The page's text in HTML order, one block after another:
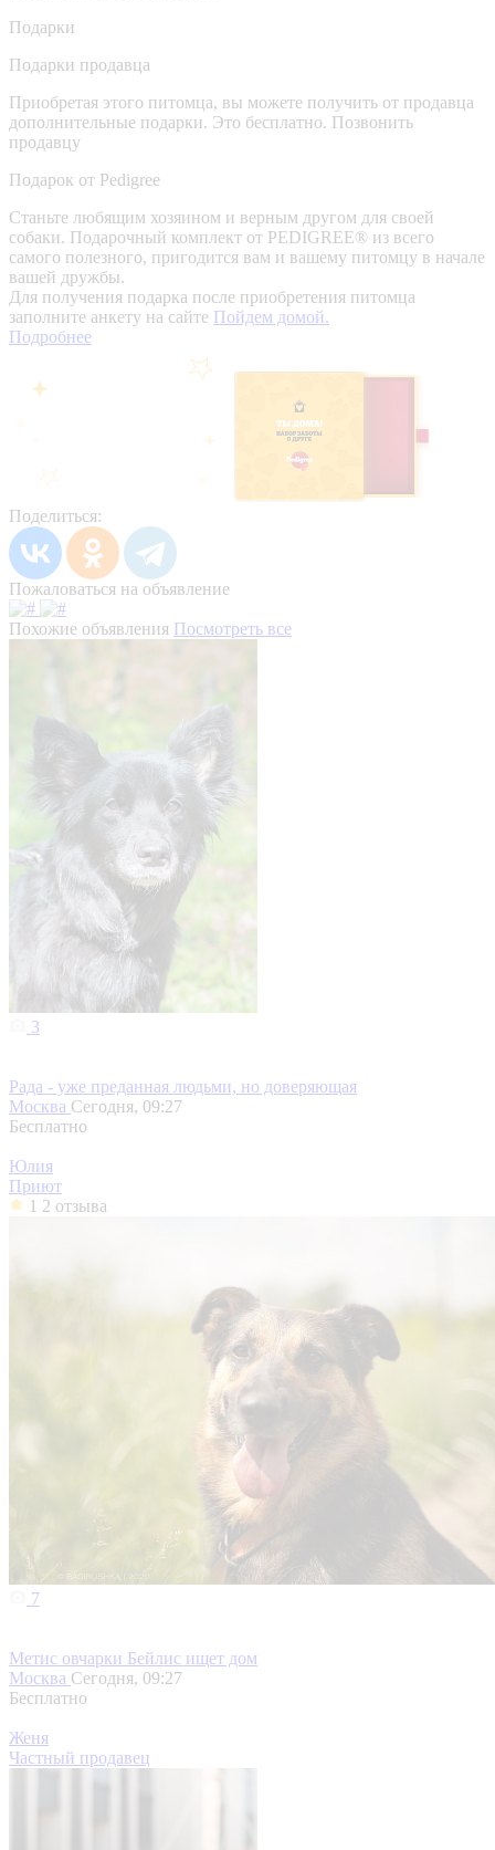
Подарки
Подарки продавца
Приобретая этого питомца, вы можете получить от продавца
дополнительные подарки. Это бесплатно. Позвонить
продавцу
Подарок от Pedigree
Станьте любящим хозяином и верным другом для своей
собаки. Подарочный комплект от PEDIGREE® из всего
самого полезного, пригодится вам и вашему питомцу в начале
вашей дружбы.
Для получения подарка после приобретения питомца
заполните анкету на сайте Пойдем домой.
Подробнее
Поделиться:
Пожаловаться на объявление
Похожие объявления Посмотреть все
3
Рада - уже преданная людьми, но доверяющая
Москва Сегодня, 09:27
Бесплатно
Юлия
Приют
1 2 отзыва
7
Метис овчарки Бейлис ищет дом
Москва Сегодня, 09:27
Бесплатно
Женя
Частный продавец